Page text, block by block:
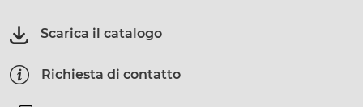
Scarica il catalogo
Richiesta di contatto